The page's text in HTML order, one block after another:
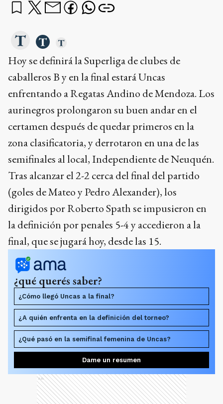
Hoy se definirá la Superliga de clubes de
caballeros B y en la final estará Uncas
enfrentando a Regatas Andino de Mendoza. Los
aurinegros prolongaron su buen andar en el
certamen después de quedar primeros en la
zona clasificatoria, y derrotaron en una de las
semifinales al local, Independiente de Neuquén.
Tras alcanzar el 2-2 cerca del final del partido
(goles de Mateo y Pedro Alexander), los
dirigidos por Roberto Spath se impusieron en
la definición por penales 5-4 y accedieron a la
final, que se jugará hoy, desde las 15.
¿qué querés saber?
¿Cómo llegó Uncas a la final?
¿A quién enfrenta en la definición del torneo?
¿Qué pasó en la semifinal femenina de Uncas?
Dame un resumen
Ads